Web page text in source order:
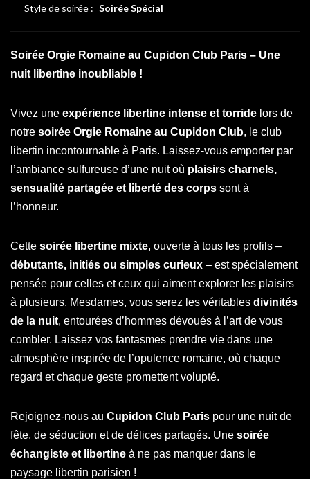
Style de soirée : Soirée Spécial
Soirée Orgie Romaine au Cupidon Club Paris – Une
nuit libertine inoubliable !
Vivez une expérience libertine intense et torride lors de
notre soirée Orgie Romaine au Cupidon Club, le club
libertin incontournable à Paris. Laissez-vous emporter par
l’ambiance sulfureuse d’une nuit où plaisirs charnels,
sensualité partagée et liberté des corps sont à
l’honneur.
Cette soirée libertine mixte, ouverte à tous les profils –
débutants, initiés ou simples curieux – est spécialement
pensée pour celles et ceux qui aiment explorer les plaisirs
à plusieurs. Mesdames, vous serez les véritables divinités
de la nuit, entourées d’hommes dévoués à l’art de vous
combler. Laissez vos fantasmes prendre vie dans une
atmosphère inspirée de l’opulence romaine, où chaque
regard et chaque geste promettent volupté.
Rejoignez-nous au Cupidon Club Paris pour une nuit de
fête, de séduction et de délices partagés. Une soirée
échangiste et libertine à ne pas manquer dans le
paysage libertin parisien !